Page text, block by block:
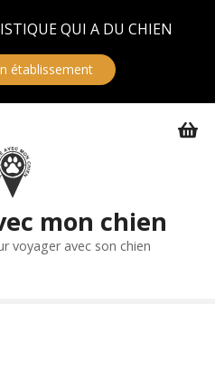
QUI A DU CHIEN
établissement
mon chien
voyager avec son chien